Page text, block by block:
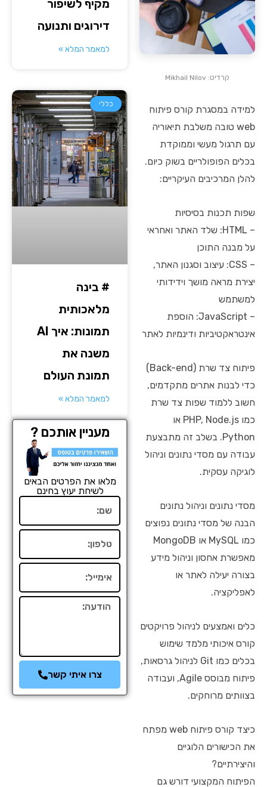
קרדיט: Mikhail Nilov
למידה במסגרת קורס פיתוח
web טובה משלבת תיאוריה
עם תרגול מעשי וממוקדת
בכלים הפופולריים בשוק כיום.
להלן המרכיבים העיקריים:
שפות תכנות בסיסיות
– HTML: שלד האתר ואחראי
על מבנה התוכן
– CSS: עיצוב וסגנון האתר,
יצירת מראה מושך וידידותי
למשתמש
– JavaScript: הוספת
אינטראקטיביות ודינמיות לאתר
פיתוח צד שרת (Back-end)
כדי לבנות אתרים מתקדמים,
חשוב ללמוד שפות צד שרת
כמו PHP, Node.js או
Python. בשלב זה מתבצעת
עבודה עם מסדי נתונים וניהול
לוגיקה עסקית.
מסדי נתונים וניהול נתונים
הבנה של מסדי נתונים נפוצים
כמו MySQL או MongoDB
מאפשרת אחסון וניהול מידע
בצורה יעילה לאתר או
לאפליקציה.
כלים ואמצעים לניהול פרויקטים
קורס איכותי מלמד שימוש
בכלים כמו Git לניהול גרסאות,
פיתוח מבוסס Agile, ועבודה
בצוותים מרוחקים.
כיצד קורס פיתוח web מפתח
את הכישורים הלוגיים
והיצירתיים?
הפיתוח המקצועי דורש גם
מקיף לשיפור
דירוגים ותנועה
למאמר המלא »
כללי
# בינה
מלאכותית
תמונות: איך AI
משנה את
תמונת העולם
למאמר המלא »
מעניין אותכם ?
מלאו את הפרטים הבאים
לשיחת יעוץ בחינם
הודעה
צרו איתי קשר